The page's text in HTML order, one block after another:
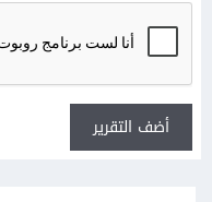
أضف التقرير